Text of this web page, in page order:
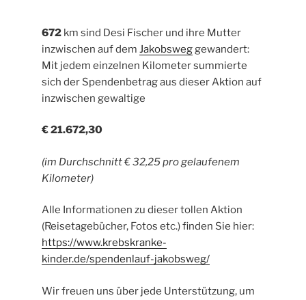
672 km sind Desi Fischer und ihre Mutter
inzwischen auf demJakobsweggewandert:
Mit jedem einzelnen Kilometer summierte
sich der Spendenbetrag aus dieser Aktion auf
inzwischen gewaltige
€ 21.672,30
(im Durchschnitt € 32,25 pro gelaufenem
Kilometer)
Alle Informationen zu dieser tollen Aktion
(Reisetagebücher, Fotos etc.) finden Sie hier:
https://www.krebskranke-
kinder.de/spendenlauf-jakobsweg/
Wir freuen uns über jede Unterstützung, um